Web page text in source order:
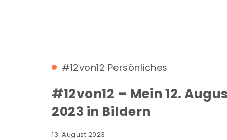
#12von12 Persönliches
#12von12 – Mein 12.
2023 in Bildern
13. August 2023